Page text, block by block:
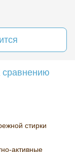
сравнению
стирки
активные